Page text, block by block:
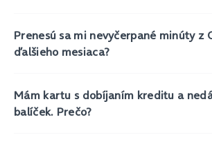
Prenesú sa mi nevyčerpané minúty z
ďalšieho mesiaca?
Mám kartu s dobíjaním kreditu a
balíček. Prečo?